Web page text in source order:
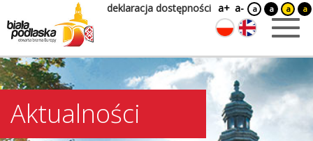
deklaracja dostępności a+ a- a a a a
Aktualności